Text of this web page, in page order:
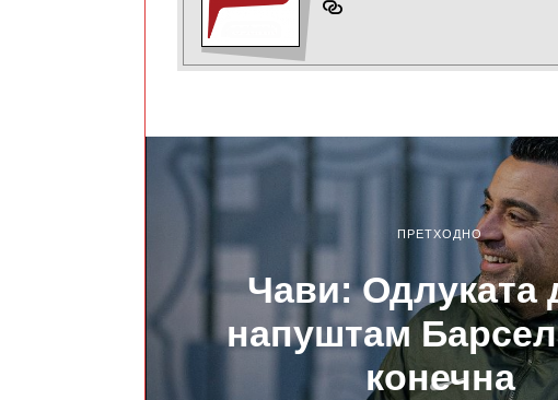
ПРЕТХОДНО
Чави: Одлуката
напуштам
конечна